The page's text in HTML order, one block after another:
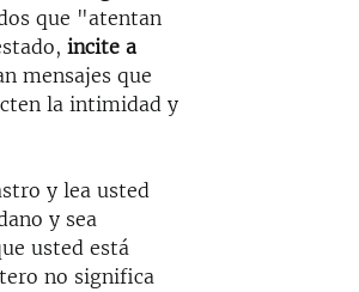
que "atentan
incite a
mensajes que
la intimidad y
y lea usted
y sea
usted está
no significa